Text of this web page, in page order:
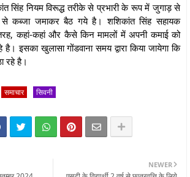
सिंह नियम विरूद्ध तरीके से प्रभारी के रूप में जुगाड़ से
कब्जा जमाकर बैठ गये है। शशिकांत सिंह सहायक
कहां-कहां और कैसे किन मामलों में अपनी कमाई को
इसका खुलासा गोंडवाना समय द्वारा किया जायेगा कि
रहे है।
समाचार सिवनी
NEWER